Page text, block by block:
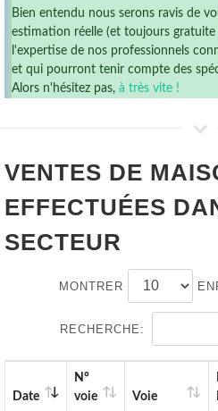
Bien entendu nous serons ravis de
estimation réelle (et toujours
l'expertise de nos professionnels
et qui pourront tenir compte des
Alors n'hésitez pas, à très vite !
VENTES DE
EFFECTUÉES
SECTEUR
MONTRER
RECHERCHE:
Date
N°
voie
Voie